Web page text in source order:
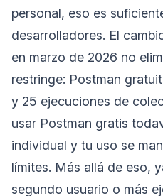
personal, eso es
desarrolladores. El
en marzo de 2026 no
restringe: Postman
y 25 ejecuciones de
usar Postman gratis
individual y tu uso se
límites. Más allá de eso,
segundo usuario o más